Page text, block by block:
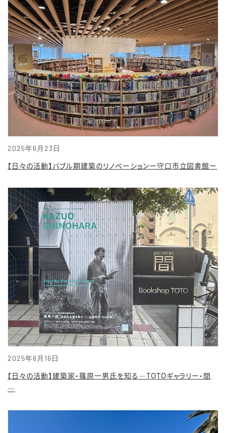
2025年6月23日
【日々の活動】バブル期建築のリノベーションー守口市立図書館ー
2025年6月16日
【日々の活動】建築家・篠原一男氏を知る―TOTOギャラリー・間
—